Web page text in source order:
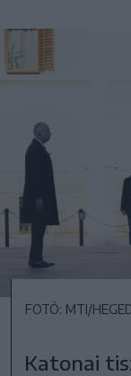
FOTÓ: MTI/
Katonai